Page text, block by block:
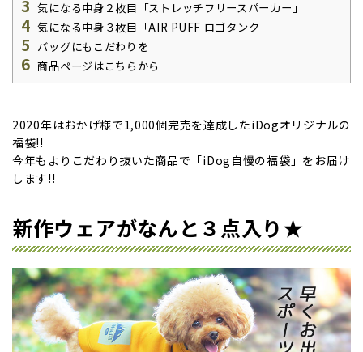
3 気になる中身２枚目「ストレッチフリースパーカー」
4 気になる中身３枚目「AIR PUFF ロゴタンク」
5 バッグにもこだわりを
6 商品ページはこちらから
2020年はおかげ様で1,000個完売を達成したiDogオリジナルの
福袋!!
今年もよりこだわり抜いた商品で「iDog自慢の福袋」をお届け
します!!
新作ウェアがなんと３点入り★